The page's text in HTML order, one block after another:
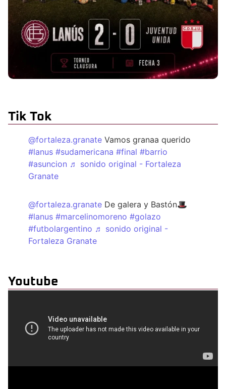
Tik Tok
@fortaleza.granate Vamos granaa querido
#lanus #sudamericana #final #barrio
#asuncion ♬ sonido original - Fortaleza
Granate
@fortaleza.granate De galera y Bastón🎩
#lanus #marcelinomoreno #golazo
#futbolargentino ♬ sonido original -
Fortaleza Granate
Youtube